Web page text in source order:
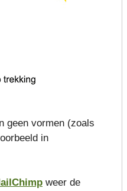
geen vormen (zoals
in
weer de